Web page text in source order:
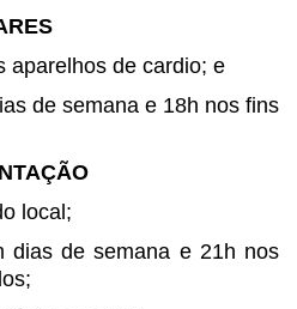
aparelhos de cardio; e
de semana e 18h nos fins
local;
dias de semana e 21h nos